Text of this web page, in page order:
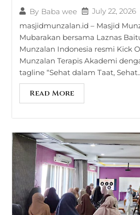
By Baba wee July 22, 2026
masjidmunzalan.id – Masjid
Mubarakan bersama Laznas
Munzalan Indonesia resmi Kick
Munzalan Terapis Akademi
tagline “Sehat dalam Taat,
Read More